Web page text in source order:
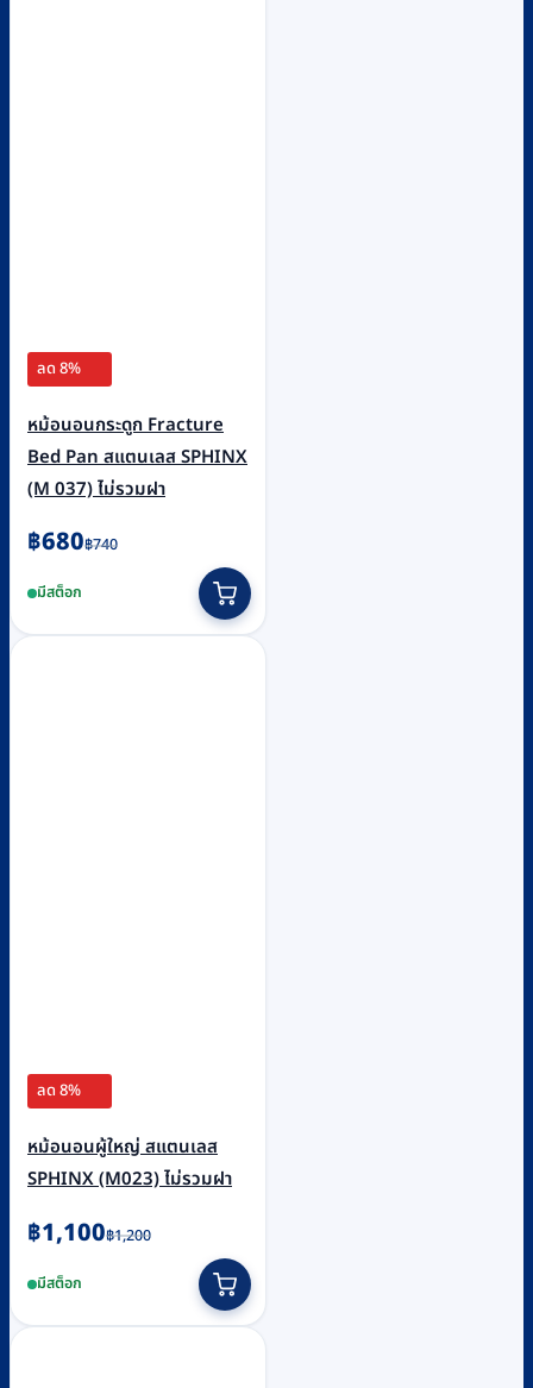
ลด 8%
หม้อนอนกระดูก Fracture
Bed Pan สแตนเลส SPHINX
(M 037) ไม่รวมฝา
฿740
Original
was:
฿740.
฿680
Current
is:
฿680.
มีสต็อก
ลด 8%
หม้อนอนผู้ใหญ่ สแตนเลส
SPHINX (M023) ไม่รวมฝา
฿1,200
Original
was:
฿1,200.
฿1,100
Current
is:
฿1,100.
มีสต็อก